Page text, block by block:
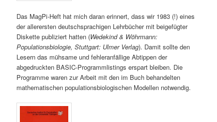
Das MagPi-Heft hat mich daran erinnert, dass wir 1983 (!) eines
der allerersten deutschsprachigen Lehrbücher mit beigefügter
Diskette publiziert hatten (Wedekind & Wöhrmann:
Populationsbiologie, Stuttgart: Ulmer Verlag). Damit sollte den
Lesern das mühsame und fehleranfällige Abtippen der
abgedruckten BASIC-Programmlistings erspart bleiben. Die
Programme waren zur Arbeit mit den im Buch behandelten
mathematischen populationsbiologischen Modellen notwendig.